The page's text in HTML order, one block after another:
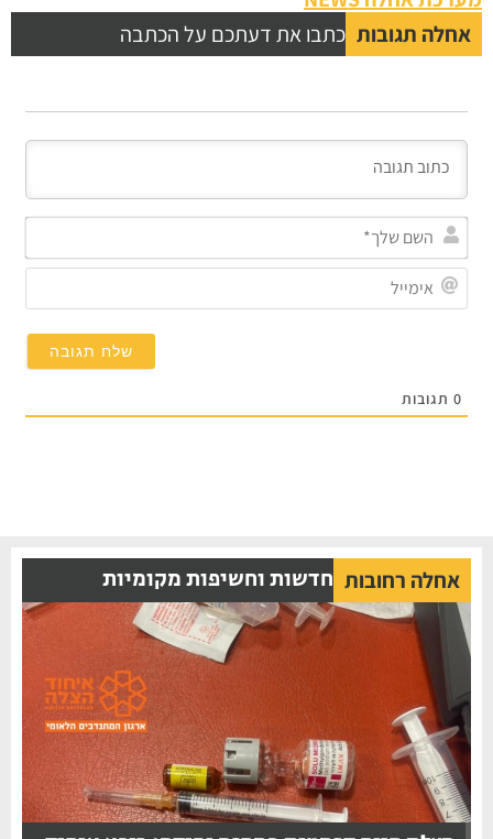
תגובות כתבו את דעתכם על הכתבה
אימייל
תגובות
אחלה רחובות חדשות וחשיפות מקומיות